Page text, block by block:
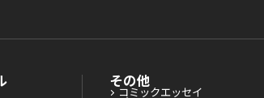
その他
コミックエッセイ